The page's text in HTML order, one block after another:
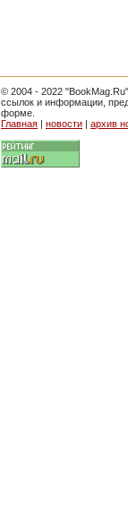
© 2004 - 2022
ссылок и информации,
форме.
Главная | новости | архив